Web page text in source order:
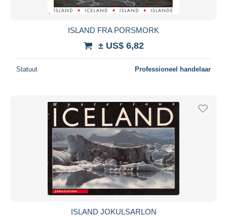
ISLAND FRA PORSMORK
± US$ 6,82
Statuut Professioneel handelaar
ISLAND JOKULSARLON